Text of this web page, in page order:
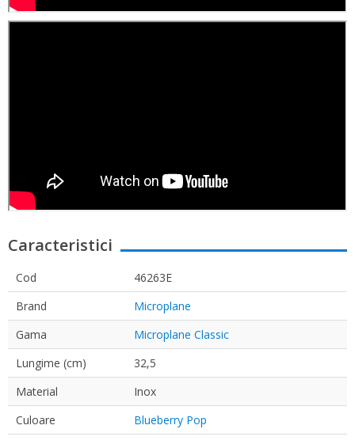
Caracteristici
Cod
46263E
Brand
Microplane
Gama
Microplane Classic
Lungime (cm)
32,5
Material
Inox
Culoare
Blueberry Pop